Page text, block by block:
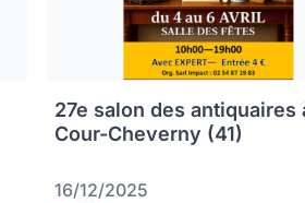
27e salon des antiquaires
Cour-Cheverny (41)
16/12/2025